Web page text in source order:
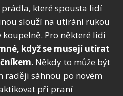
které spousta lidí
slouží na utírání rukou
koupelně. Pro některé lidi
když se musejí utírat
. Někdy to může být
raději sáhnou po novém
při praní